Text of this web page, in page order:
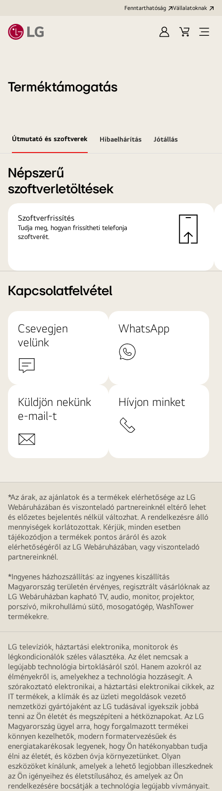
Fenntarthatóság Vállalatoknak
Bejelentkezés
KosárMenü
Terméktámogatás
Útmutató és szoftverek Hibaelhárítás Jótállás
Népszerű
szoftverletöltések
Szoftverfrissítés
Tudja meg, hogyan frissítheti telefonja
szoftverét.
Kapcsolatfelvétel
Csevegjen
velünk
WhatsApp
Küldjön nekünk
e-mail-t
Hívjon minket
*Az árak, az ajánlatok és a termékek elérhetősége az LG
Webáruházában és viszonteladó partnereinknél eltérő lehet
és előzetes bejelentés nélkül változhat. A rendelkezésre álló
mennyiségek korlátozottak. Kérjük, minden esetben
tájékozódjon a termékek pontos áráról és azok
elérhetőségéről az LG Webáruházában, vagy viszonteladó
partnereinknél.
*Ingyenes házhozszállítás: az ingyenes kiszállítás
Magyarország területén érvényes, regisztrált vásárlóknak az
LG Webáruházban kapható TV, audio, monitor, projektor,
porszívó, mikrohullámú sütő, mosogatógép, WashTower
termékekre.
LG televíziók, háztartási elektronika, monitorok és
légkondicionálók széles választéka. Az élet nemcsak a
legújabb technológia birtoklásáról szól. Hanem azokról az
élményekről is, amelyekhez a technológia hozzásegít. A
szórakoztató elektronikai, a háztartási elektronikai cikkek, az
IT termékek, a klímák és az üzleti megoldások vezető
nemzetközi gyártójaként az LG tudásával igyekszik jobbá
tenni az Ön életét és megszépíteni a hétköznapokat. Az LG
Magyarország ügyel arra, hogy forgalmazott termékei
könnyen kezelhetők, modern formatervezésűek és
energiatakarékosak legyenek, hogy Ön hatékonyabban tudja
élni az életét, és közben óvja környezetünket. Olyan
eszközöket kínálunk, amelyek a lehető legjobban illeszkednek
az Ön igényeihez és életstílusához, és amelyek az Ön
rendelkezésére bocsátják a technológia legújabb vívmányait.